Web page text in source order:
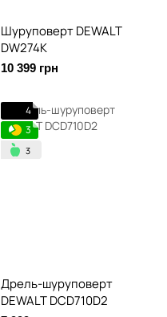
Шуруповерт DEWALT
DW274K
10 399 грн
4
3
Дрель-шуруповерт
DEWALT DCD710D2